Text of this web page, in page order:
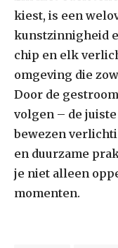
kiest, is een
kunstzinnigheid
chip en elk
omgeving die
Door de
volgen – de
bewezen
en duurzame
je niet alleen
momenten.